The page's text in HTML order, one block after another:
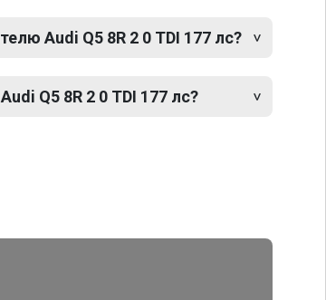
Audi Q5 8R 2 0 TDI 177 лс?
Q5 8R 2 0 TDI 177 лс?